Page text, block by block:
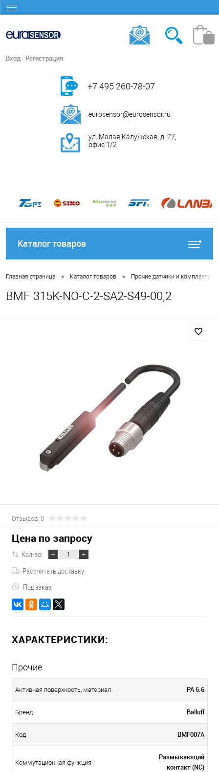
Вход Регистрация
+7 495 260-78-07
eurosensor@eurosensor.ru
ул. Малая Калужская, д. 27,
офис 1/2
Каталог товаров
Главная страница • Каталог товаров • Прочие датчики и
BMF 315K-NO-C-2-SA2-S49-00,2
Отзывов: 0
Цена по запросу
Кол-во:
Рассчитать доставку
Под заказ
ХАРАКТЕРИСТИКИ:
Прочие
Активная поверхность, материал PA 6.6
Бренд Balluff
Код BMF007A
Коммутационная функция
Размыкающий
контакт (NC)